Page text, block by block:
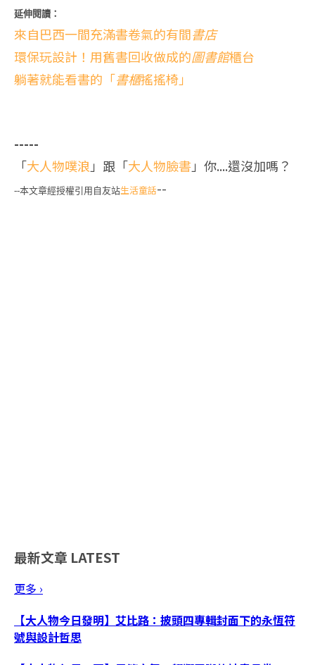
延伸閱讀：
來自巴西一間充滿書卷氣的有間書店
環保玩設計！用舊書回收做成的圖書館櫃台
躺著就能看書的「書櫃搖搖椅」
-----
「大人物噗浪」跟「大人物臉書」你....還沒加嗎？
--本文章經授權引用自友站生活童話--
最新文章 LATEST
更多 ›
【大人物今日發明】艾比路：披頭四專輯封面下的永恆符
號與設計哲思